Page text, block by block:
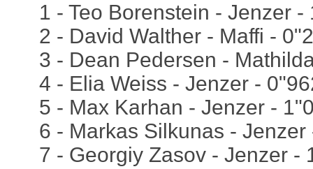
1 - Teo Borenstein - Jenzer -
2 - David Walther - Maffi -
3 - Dean Pedersen -
4 - Elia Weiss - Jenzer -
5 - Max Karhan - Jenzer -
6 - Markas Silkunas - Jenzer
7 - Georgiy Zasov - Jenzer -